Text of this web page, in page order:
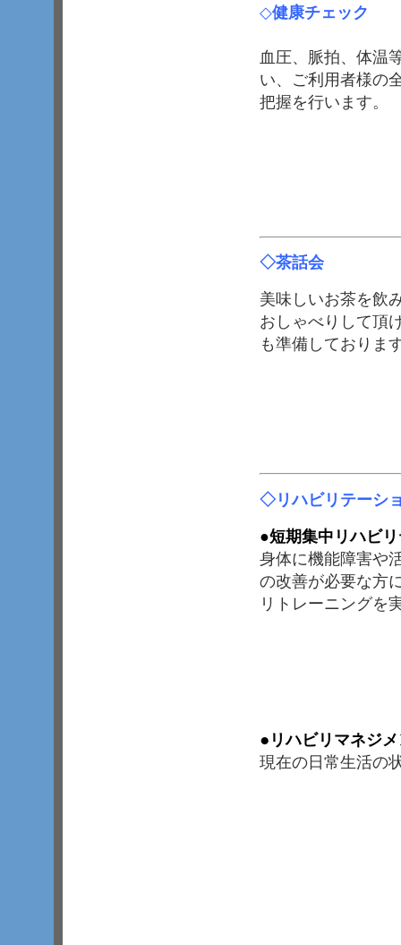
◇健康チェック
血圧、脈拍、体温
い、ご利用者様の
把握を行います。
◇茶話会
美味しいお茶を飲
おしゃべりして頂
も準備しておりま
◇ リハビリテーシ
●短期集中リハビ
身体に機能障害や
の改善が必要な方
リトレーニングを
● リハビリマネジ
現在の日常生活の